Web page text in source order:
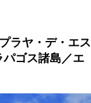
ラヤ・デ・エス
パゴス諸島／エ